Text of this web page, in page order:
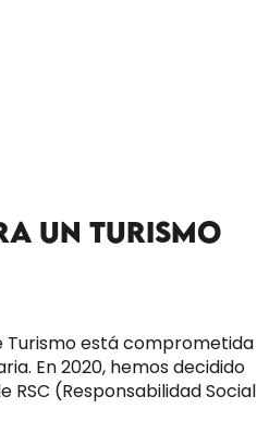
UN TURISMO
Turismo está comprometida
En 2020, hemos decidido
(Responsabilidad Social